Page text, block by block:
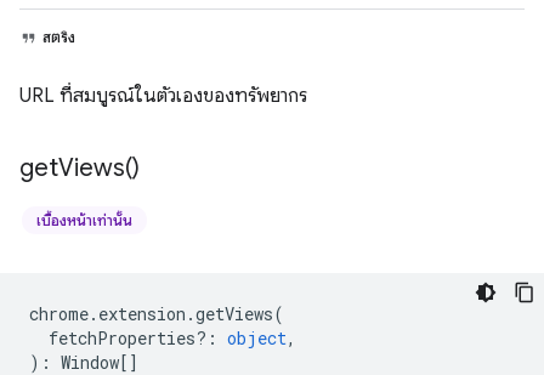
สตริง
URL ที่สมบูรณ์ในตัวเองของทรัพยากร
getViews()
เบื้องหน้าเท่านั้น
chrome. extension .getViews(
fetchProperties? : object,
) : Window[]